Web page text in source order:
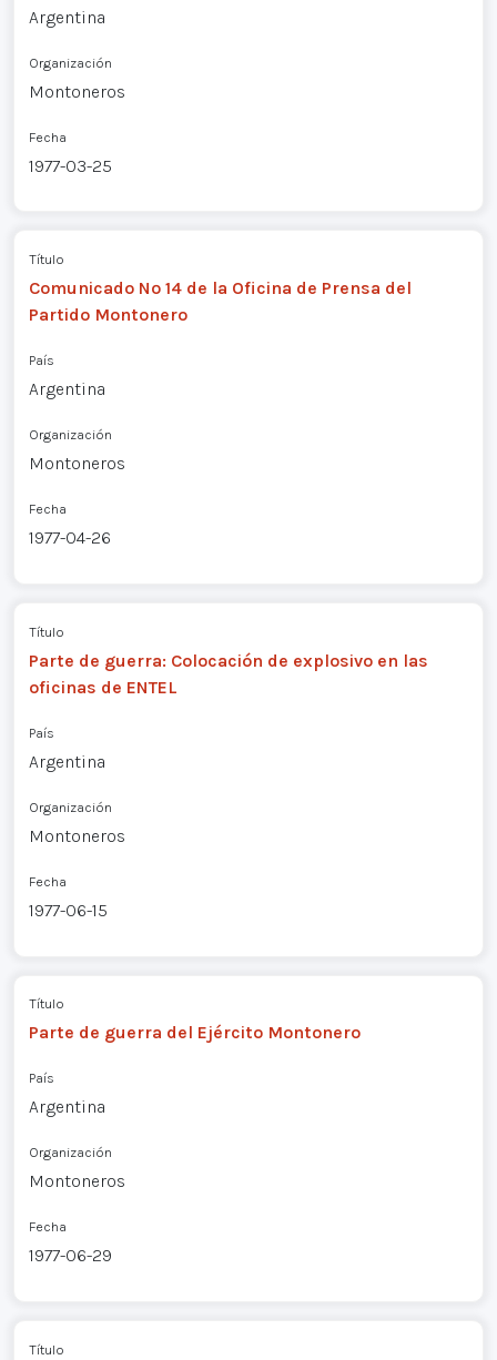
Argentina
Organización
Montoneros
Fecha
1977-03-25
Título
Comunicado Nº 14 de la Oficina de Prensa del
Partido Montonero
País
Argentina
Organización
Montoneros
Fecha
1977-04-26
Título
Parte de guerra: Colocación de explosivo en las
oficinas de ENTEL
País
Argentina
Organización
Montoneros
Fecha
1977-06-15
Título
Parte de guerra del Ejército Montonero
País
Argentina
Organización
Montoneros
Fecha
1977-06-29
Título